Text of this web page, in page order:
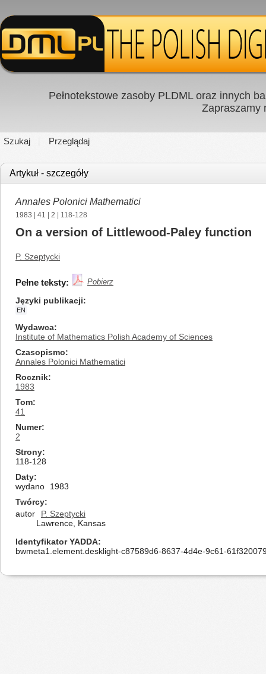
Pełnotekstowe zasoby PLDML oraz innych
Zapraszamy
Szukaj Przeglądaj
Artykuł - szczegóły
Annales Polonici Mathematici
1983 41 2 | 118-128
On a version of Littlewood-Paley function
P. Szeptycki
Pełne teksty: Pobierz
Języki publikacji
EN
Wydawca
Institute of Mathematics Polish Academy of Sciences
Czasopismo
Annales Polonici Mathematici
Rocznik
1983
Tom
41
Numer
2
Strony
118-128
Daty
wydano
1983
Twórcy
autor
P. Szeptycki
Lawrence, Kansas
Identyfikator YADDA
bwmeta1.element.desklight-c87589d6-8637-4d4e-9c61-